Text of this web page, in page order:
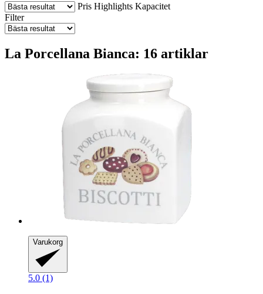
Pris Highlights Kapacitet
Filter
La Porcellana Bianca: 16 artiklar
Varukorg
5.0 (1)